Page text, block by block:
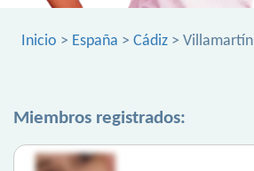
Inicio > España > Cádiz > Villamartín
Miembros registrados: